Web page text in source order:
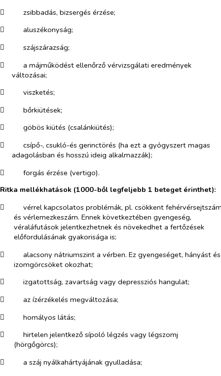
​
zsibbadás, bizsergés érzése;
​
aluszékonyság;
​
szájszárazság;
​
a májműködést ellenőrző vérvizsgálati eredmények
változásai;
​
viszketés;
​
bőrkiütések;
​
göbös kiütés (csalánkiütés);
​
csípő-, csukló-és gerinctörés (ha ezt a gyógyszert magas
adagolásban és hosszú ideig alkalmazzák);
​
forgás érzése (vertigo).
Ritka mellékhatások (1000-ből legfeljebb 1 beteget érinthet):
​
vérrel kapcsolatos problémák, pl. csökkent
és vérlemezkeszám. Ennek következtében gyengeség,
véraláfutások jelentkezhetnek és növekedhet a fertőzések
előfordulásának gyakorisága is;
​
alacsony nátriumszint a vérben. Ez gyengeséget, hányást és
izomgörcsöket okozhat;
​
izgatottság, zavartság vagy depressziós hangulat;
​
az ízérzékelés megváltozása;
​
homályos látás;
​
hirtelen jelentkező sípoló légzés vagy légszomj
(hörgőgörcs);
​
a száj nyálkahártyájának gyulladása;